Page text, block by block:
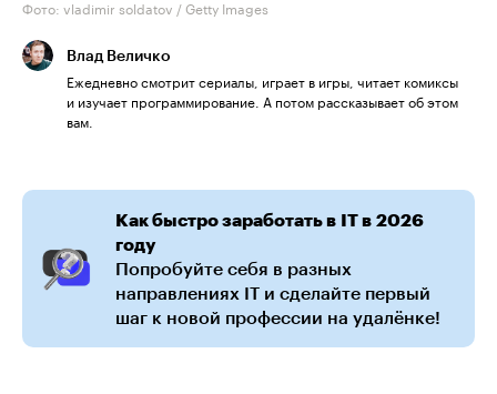
Фото: vladimir soldatov / Getty Images
Влад Величко
Ежедневно смотрит сериалы, играет в игры, читает комиксы
и изучает программирование. А потом рассказывает об этом
вам.
Как быстро заработать в IT в 2026
году
Попробуйте себя в разных
направлениях IT и сделайте первый
шаг к новой профессии на удалёнке!